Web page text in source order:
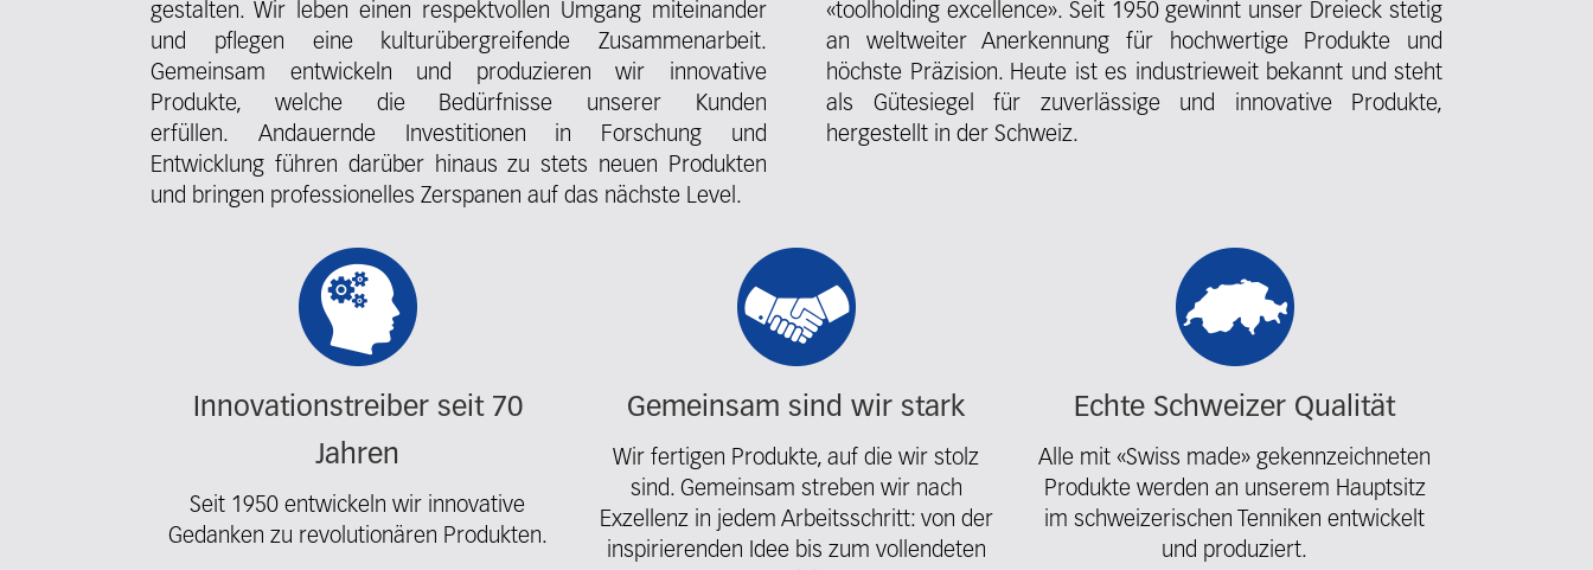
gestalten. Wir leben einen respektvollen Umgang miteinander
und pflegen eine kulturübergreifende Zusammenarbeit.
Gemeinsam entwickeln und produzieren wir innovative
Produkte, welche die Bedürfnisse unserer Kunden
erfüllen. Andauernde Investitionen in Forschung und
Entwicklung führen darüber hinaus zu stets neuen Produkten
und bringen professionelles Zerspanen auf das nächste Level.
«toolholding excellence». Seit 1950 gewinnt unser Dreieck stetig
an weltweiter Anerkennung für hochwertige Produkte und
höchste Präzision. Heute ist es industrieweit bekannt und steht
als Gütesiegel für zuverlässige und innovative Produkte,
hergestellt in der Schweiz.
Innovationstreiber seit 70
Jahren
Seit 1950 entwickeln wir innovative
Gedanken zu revolutionären Produkten.
Gemeinsam sind wir stark
Wir fertigen Produkte, auf die wir stolz
sind. Gemeinsam streben wir nach
Exzellenz in jedem Arbeitsschritt: von der
inspirierenden Idee bis zum vollendeten
Echte Schweizer Qualität
Alle mit «Swiss made» gekennzeichneten
Produkte werden an unserem Hauptsitz
im schweizerischen Tenniken entwickelt
und produziert.